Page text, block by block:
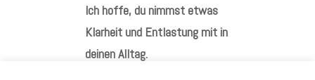
Ich hoffe, du nimmst etwas
Klarheit und Entlastung mit in
deinen Alltag.